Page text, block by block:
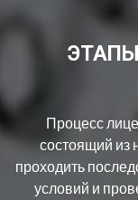
Процесс
состоящий из
проходить
условий и